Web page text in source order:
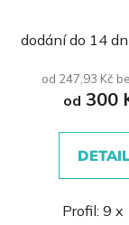
dodání do 14
od 247,93 Kč
od 300
DETAIL
Profil: 9 x